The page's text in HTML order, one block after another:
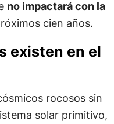
no impactará con la
cien años.
existen en el
rocosos sin
solar primitivo,